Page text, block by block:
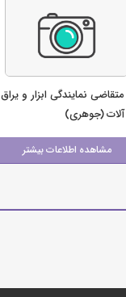
مشاهده اطلاعات بیشتر
متقاضی نمایندگی ابزار و یراق
آلات (جوهری)